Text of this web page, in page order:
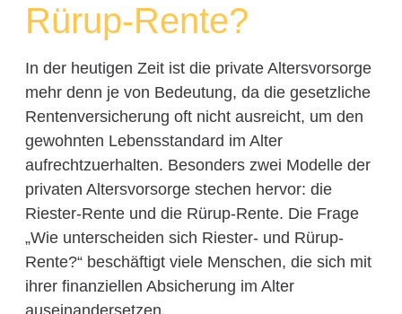
Rürup-Rente?
In der heutigen Zeit ist die private Altersvorsorge
mehr denn je von Bedeutung, da die gesetzliche
Rentenversicherung oft nicht ausreicht, um den
gewohnten Lebensstandard im Alter
aufrechtzuerhalten. Besonders zwei Modelle der
privaten Altersvorsorge stechen hervor: die
Riester-Rente und die Rürup-Rente. Die Frage
„Wie unterscheiden sich Riester- und Rürup-
Rente?“ beschäftigt viele Menschen, die sich mit
ihrer finanziellen Absicherung im Alter